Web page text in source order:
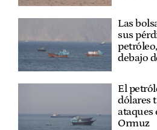
Las
sus
debajo
El
dólares
ataques
Ormuz